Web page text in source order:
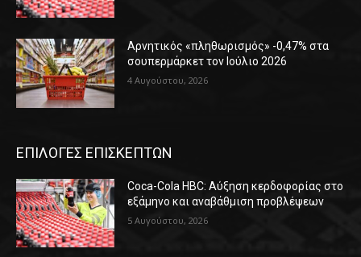
Αρνητικός «πληθωρισμός» -0,47% στα
σουπερμάρκετ τον Ιούλιο 2026
4 Αυγούστου, 2026
ΕΠΙΛΟΓΕΣ ΕΠΙΣΚΕΠΤΩΝ
Coca-Cola HBC: Αύξηση κερδοφορίας στο
εξάμηνο και αναβάθμιση προβλέψεων
5 Αυγούστου, 2026